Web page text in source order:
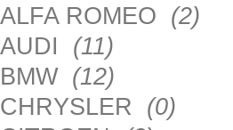
ALFA ROMEO (2)
AUDI (11)
BMW (12)
CHRYSLER (0)